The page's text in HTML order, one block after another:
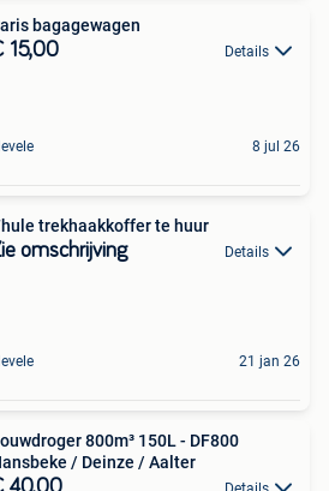
bagagewagen
15,00 Details
8 jul 26
trekhaakkoffer te huur
omschrijving Details
21 jan 26
800m³ 150L - DF800
/ Deinze / Aalter